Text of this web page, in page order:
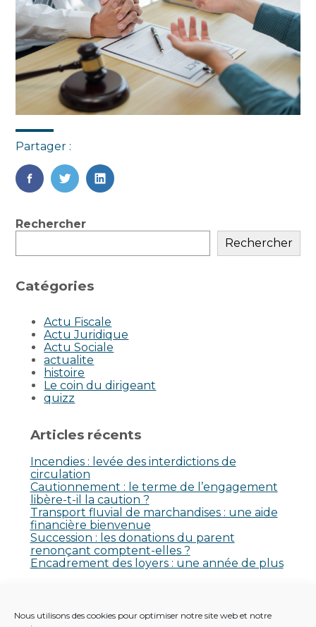
Nous utilisons des cookies pour optimiser notre site web et notre
Partager :
FaceBook
TwitterLinkedIn
Blog
Rechercher
Rechercher
Catégories
Actu Fiscale
Actu Juridique
Actu Sociale
actualite
histoire
Le coin du dirigeant
quizz
Articles récents
Incendies : levée des interdictions de
circulation
Cautionnement : le terme de l’engagement
libère-t-il la caution ?
Transport fluvial de marchandises : une aide
financière bienvenue
Succession : les donations du parent
renonçant comptent-elles ?
Encadrement des loyers : une année de plus